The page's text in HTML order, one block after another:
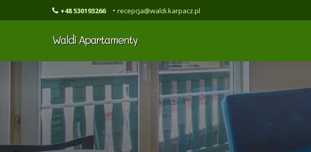
+48 530193266 • recepcja@waldi.karpacz.pl
Waldi Apartamenty